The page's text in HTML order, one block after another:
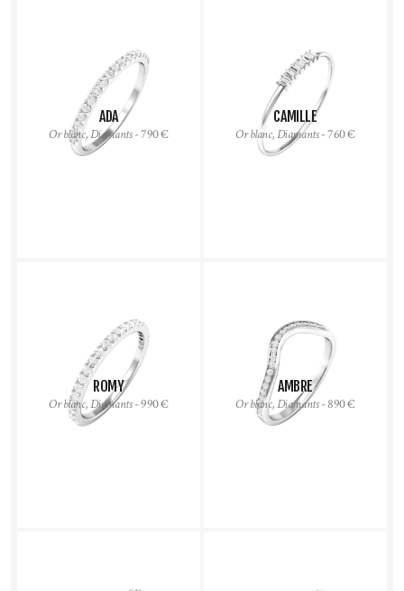
ADA
Or blanc, Diamants- 790 €
CAMILLE
Or blanc, Diamants- 760 €
ROMY
Or blanc, Diamants- 990 €
AMBRE
Or blanc, Diamants- 890 €